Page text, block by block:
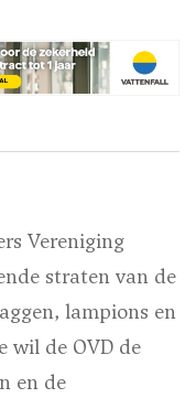
Vereniging
straten van de
lampions en
wil de OVD de
en de